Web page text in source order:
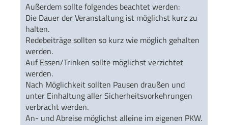
Außerdem sollte folgendes beachtet werden:
Die Dauer der Veranstaltung ist möglichst kurz zu
halten.
Redebeiträge sollten so kurz wie möglich gehalten
werden.
Auf Essen/Trinken sollte möglichst verzichtet
werden.
Nach Möglichkeit sollten Pausen draußen und
unter Einhaltung aller Sicherheitsvorkehrungen
verbracht werden.
An- und Abreise möglichst alleine im eigenen PKW.